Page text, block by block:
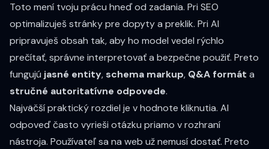
Toto mení tvoju prácu hneď od zadania. Pri SEO
optimalizuješ stránky pre dopyty a preklik. Pri AI
pripravuješ obsah tak, aby ho model vedel rýchlo
prečítať, správne interpretovať a bezpečne použiť. Preto
fungujú jasné entity, schema markup, Q&A formát a
stručné autoritatívne odpovede.
Najväčší praktický rozdiel je v hodnote kliknutia. AI
odpoveď často vyrieši otázku priamo v rozhraní
nástroja. Používateľ sa na web už nemusí dostať. Preto